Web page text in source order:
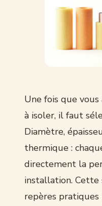
Une fois que
à isoler, il faut
Diamètre,
thermique :
directement la
installation. Cette
repères